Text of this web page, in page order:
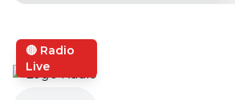
🔴 Radio
Live